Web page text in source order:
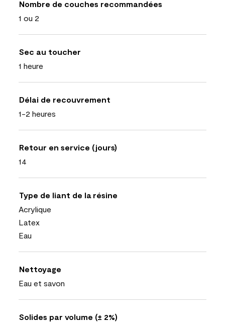
Nombre de couches recommandées
1 ou 2
Sec au toucher
1 heure
Délai de recouvrement
1-2 heures
Retour en service (jours)
14
Type de liant de la résine
Acrylique
Latex
Eau
Nettoyage
Eau et savon
Solides par volume (± 2%)